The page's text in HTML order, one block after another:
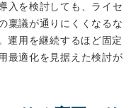
入を検討しても、ライセ
稟議が通りにくくなるな
運用を継続するほど固定
最適化を見据えた検討が